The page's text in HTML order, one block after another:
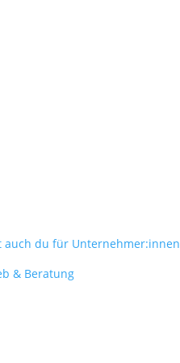
auch du für Unternehmer:innen
& Beratung